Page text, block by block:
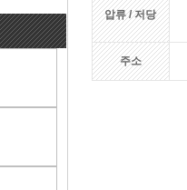
압류 / 저당
주소